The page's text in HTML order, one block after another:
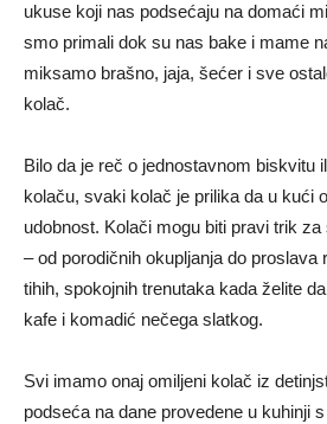
ukuse koji nas podsećaju na domaći
smo primali dok su nas bake i mame
miksamo brašno, jaja, šećer i sve
kolač.
Bilo da je reč o jednostavnom biskvitu
kolaču, svaki kolač je prilika da u kući
udobnost. Kolači mogu biti pravi trik
– od porodičnih okupljanja do proslava
tihih, spokojnih trenutaka kada želite
kafe i komadić nečega slatkog.
Svi imamo onaj omiljeni kolač iz
podseća na dane provedene u kuhinji